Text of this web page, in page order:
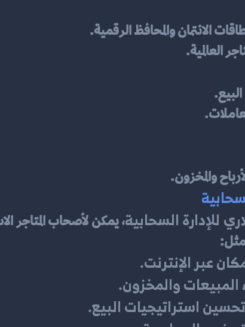
الائتمان والمحافظ الرقمية.
العالمية.
والمخزون.
للإدارة السحابية
عبر الإنترنت.
المبيعات والمخزون.
استراتيجيات البيع.